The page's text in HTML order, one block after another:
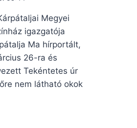
Megyei
igazgatója
Ma hírportált,
26-ra és
Tekéntetes úr
nem látható okok